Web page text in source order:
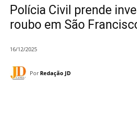
Polícia Civil prende
roubo em São
16/12/2025
Por Redação JD